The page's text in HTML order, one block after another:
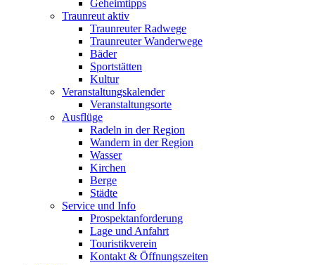
Geheimtipps
Traunreut aktiv
Traunreuter Radwege
Traunreuter Wanderwege
Bäder
Sportstätten
Kultur
Veranstaltungskalender
Veranstaltungsorte
Ausflüge
Radeln in der Region
Wandern in der Region
Wasser
Kirchen
Berge
Städte
Service und Info
Prospektanforderung
Lage und Anfahrt
Touristikverein
Kontakt & Öffnungszeiten